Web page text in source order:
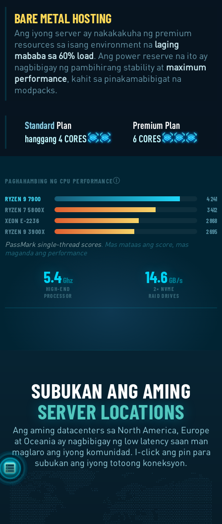
AMD RYZEN 7900
SA BAWAT SERVER
BARE METAL HOSTING
Ang iyong server ay nakakakuha ng premium
resources sa isang environment na laging
mababa sa 60% load. Ang power reserve na ito ay
nagbibigay ng pambihirang stability at maximum
performance, kahit sa pinakamabibigat na
modpacks.
StandardPlan
hanggang 4 CORES
Premium Plan
6 CORES
PAGHAHAMBING NG CPU PERFORMANCEⒾ
RYZEN 9 7900 4 241
RYZEN 7 5800X 3 412
XEON E-2236 2 868
RYZEN 9 3900X 2 695
PassMark single-thread scores . Mas mataas ang score, mas
maganda ang performance
5.4Ghz
HIGH-END
PROCESSOR
14.6GB/s
2× NVME
RAID DRIVES
SUBUKAN ANG AMING
SERVER LOCATIONS
Ang aming datacenters sa North America, Europe
at Oceania ay nagbibigay ng low latency saan man
maglaro ang iyong komunidad. I-click ang pin para
subukan ang iyong totoong koneksyon.
—